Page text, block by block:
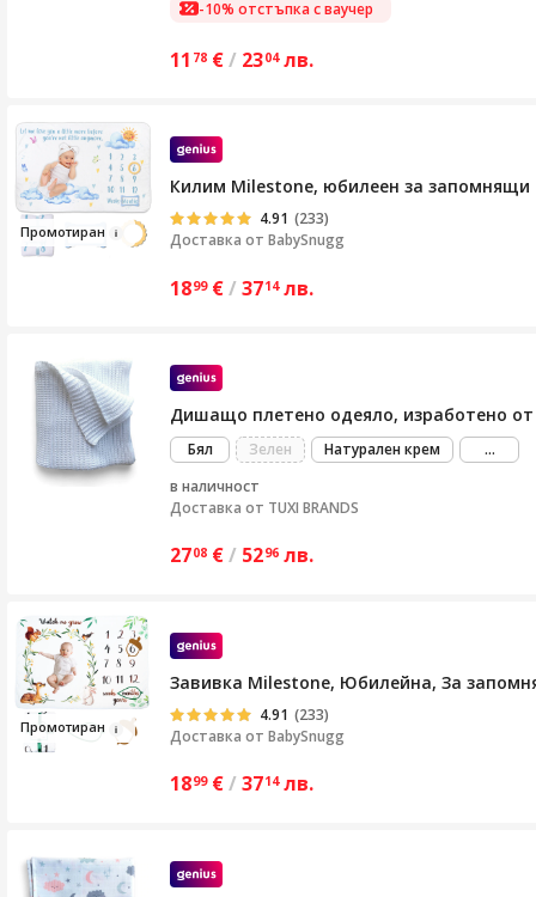
-10% отстъпка с ваучер
11 78 €/ 2304 лв.
Промотиран
Килим Milestone, юбилеен за запомнящи
4.91 (233)
Доставка от BabySnugg
1899 €/ 3714 лв.
Дишащо плетено одеяло, изработено от
Бял Зелен Натурален крем ...виж
в наличност
Доставка от TUXI BRANDS
2708 €/ 5296 лв.
Промотиран
Завивка Milestone, Юбилейна, За
4.91 (233)
Доставка от BabySnugg
1899 €/ 3714 лв.